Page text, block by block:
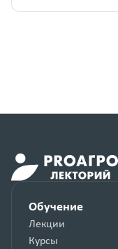
Обучение
Лекции
Курсы